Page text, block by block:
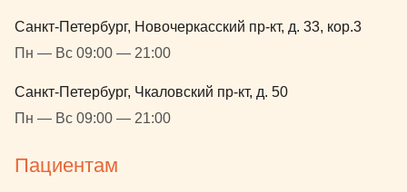
Санкт-Петербург, Новочеркасский пр-кт, д. 33, кор.3
Пн — Вс 09:00 — 21:00
Санкт-Петербург, Чкаловский пр-кт, д. 50
Пн — Вс 09:00 — 21:00
Пациентам